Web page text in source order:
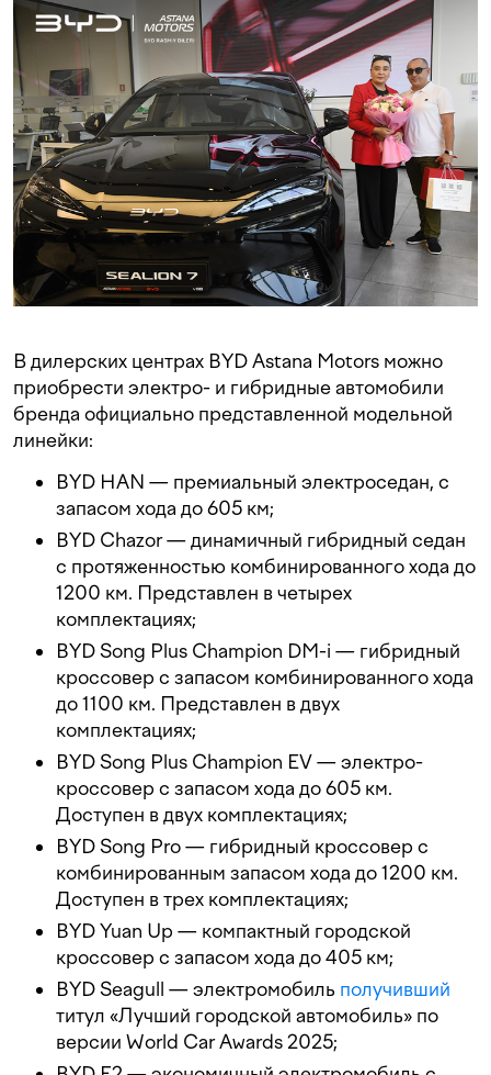
В дилерских центрах BYD Astana Motors можно
приобрести электро- и гибридные автомобили
бренда официально представленной модельной
линейки:
BYD HAN — премиальный электроседан, с
запасом хода до 605 км;
BYD Chazor — динамичный гибридный седан
с протяженностью комбинированного хода до
1200 км. Представлен в четырех
комплектациях;
BYD Song Plus Champion DM-i — гибридный
кроссовер с запасом комбинированного хода
до 1100 км. Представлен в двух
комплектациях;
BYD Song Plus Champion EV — электро-
кроссовер с запасом хода до 605 км.
Доступен в двух комплектациях;
BYD Song Pro — гибридный кроссовер с
комбинированным запасом хода до 1200 км.
Доступен в трех комплектациях;
BYD Yuan Up — компактный городской
кроссовер с запасом хода до 405 км;
BYD Seagull — электромобиль получивший
титул «Лучший городской автомобиль» по
версии World Car Awards 2025;